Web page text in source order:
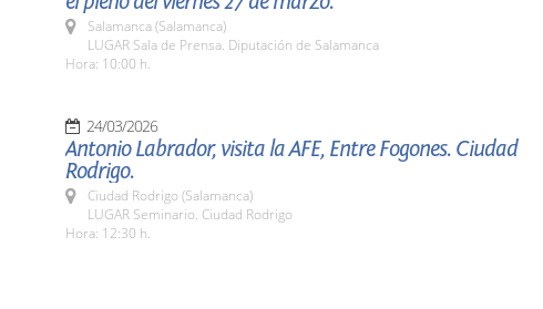
Salamanca (Salamanca)
LUGAR Sala de Prensa. Diputación de Salamanca
Hora: 10:00 h.
24/03/2026
Antonio Labrador, visita la AFE, Entre Fogones. Ciudad
Rodrigo.
Ciudad Rodrigo (Salamanca)
LUGAR Seminario. Ciudad Rodrigo
Hora: 12:30 h.